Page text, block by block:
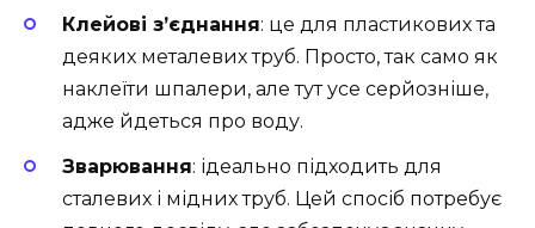
Клейові з’єднання: це для пластикових та
деяких металевих труб. Просто, так само як
наклеїти шпалери, але тут усе серйозніше,
адже йдеться про воду.
Зварювання: ідеально підходить для
сталевих і мідних труб. Цей спосіб потребує